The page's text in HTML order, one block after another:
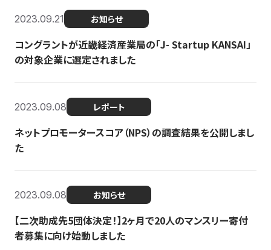
2023.09.21 お知らせ
コングラントが近畿経済産業局の「J- Startup KANSAI」
の対象企業に選定されました
2023.09.08 レポート
ネットプロモータースコア（NPS）の調査結果を公開しまし
た
2023.09.08 お知らせ
【二次助成先5団体決定！】2ヶ月で20人のマンスリー寄付
者募集に向け始動しました